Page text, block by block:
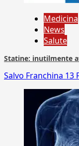
Medicina
News
Salute
Statine: inutilmente
Salvo Franchina 13